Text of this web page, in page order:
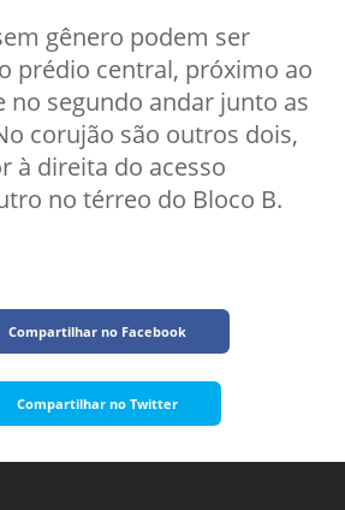
gênero podem ser
prédio central, próximo ao
no segundo andar junto as
corujão são outros dois,
à direita do acesso
no térreo do Bloco B.
Compartilhar no Facebook
Compartilhar no Twitter